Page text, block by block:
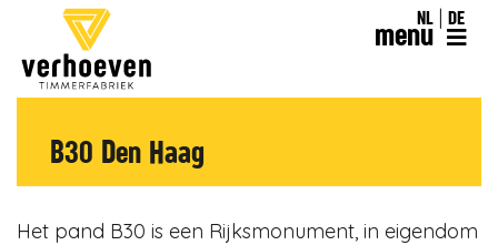
NL DE
menu
B30 Den Haag
Het pand B30 is een Rijksmonument, in eigendom